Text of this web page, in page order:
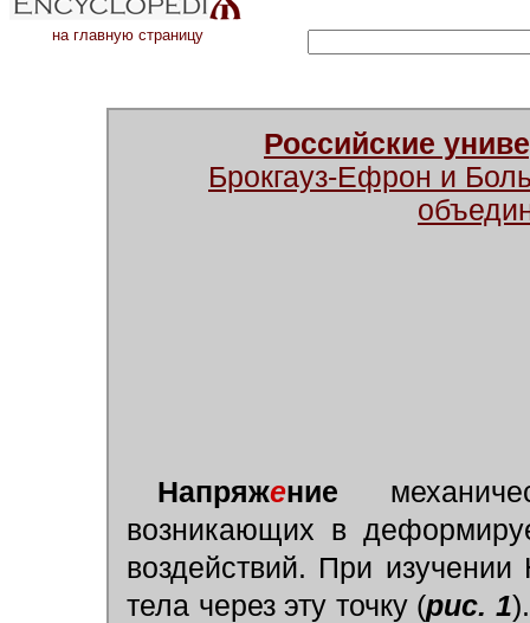
на главную страницу
Российские
Брокгауз-Ефрон и
Напряжение
возникающих в
воздействий. При
тела через эту точку (рис. 1